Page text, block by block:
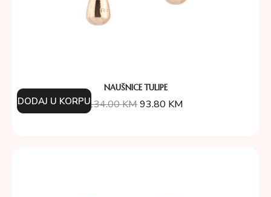
NAUŠNICE TULIPE
134.00KM93.80 KM
DODAJ U KORPU